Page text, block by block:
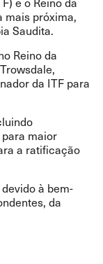
mais próxima,
Saudita.
Reino da
da ITF para
maior
a ratificação
à bem-
da